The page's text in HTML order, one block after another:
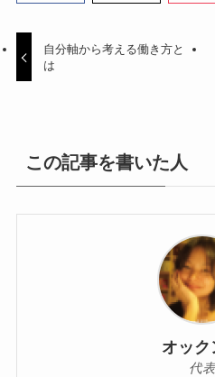
自分軸から考える働き方と
は
この記事を書いた人
オック
代表